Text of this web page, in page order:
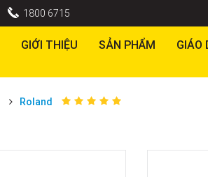
1800 6715
GIỚI THIỆU SẢN PHẨM GIÁO
Roland